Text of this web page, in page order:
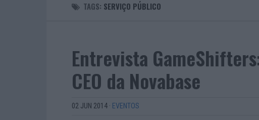
TAGS: SERVIÇO PÚBLICO
Entrevista
CEO da Novabase
02 JUN 2014 · EVENTOS